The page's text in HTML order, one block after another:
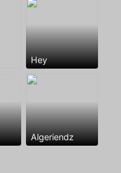
Hey
Algeriendz